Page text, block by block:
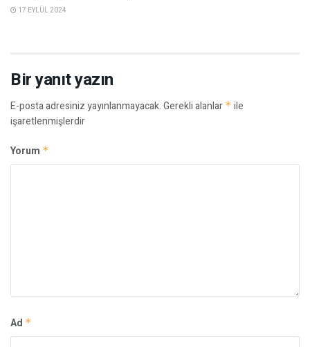
17 EYLÜL 2024
Bir yanıt yazın
E-posta adresiniz yayınlanmayacak.Gerekli alanlar * ile
işaretlenmişlerdir
Yorum *
Ad *